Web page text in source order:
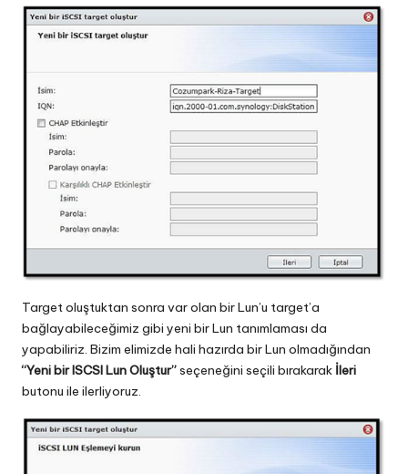
Target oluştuktan sonra var olan bir Lun’u target’a
bağlayabileceğimiz gibi yeni bir Lun tanımlaması da
yapabiliriz. Bizim elimizde hali hazırda bir Lun olmadığından
“Yeni bir ISCSI Lun Oluştur”seçeneğini seçili bırakarak İleri
butonu ile ilerliyoruz.